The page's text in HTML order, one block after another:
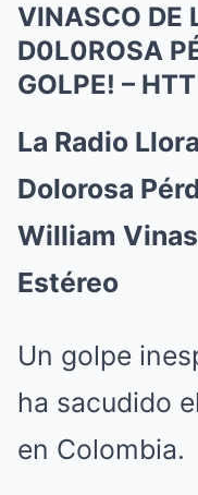
VINASCO DE
D0L0ROSA
GOLPE! – HTT
La Radio
Dolorosa
William
Estéreo
Un golpe
ha sacudido
en Colombia.